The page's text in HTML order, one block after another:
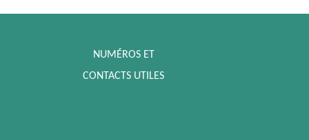
NUMÉROS ET
CONTACTS UTILES